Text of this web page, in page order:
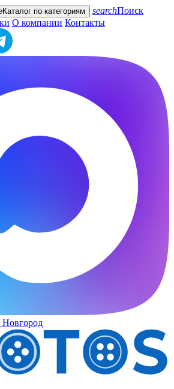
Каталог по категориям searchПоиск
О компании Контакты